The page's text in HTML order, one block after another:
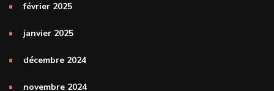
février 2025
janvier 2025
décembre 2024
novembre 2024